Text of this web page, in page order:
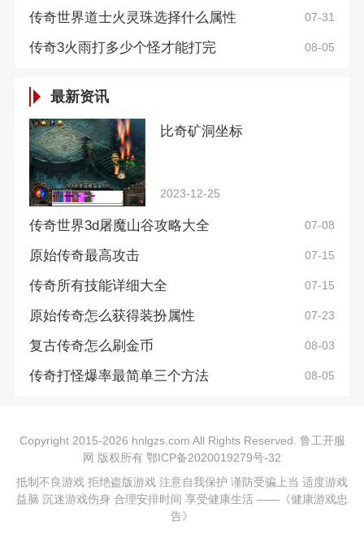
传奇世界道士火灵珠选择什么属性 07-31
传奇3火雨打多少个怪才能打完 08-05
最新资讯
比奇矿洞坐标
2023-12-25
传奇世界3d屠魔山谷攻略大全 07-08
原始传奇最高攻击 07-15
传奇所有技能详细大全 07-15
原始传奇怎么获得装扮属性 07-23
复古传奇怎么刷金币 08-03
传奇打怪爆率最简单三个方法 08-05
Copyright 2015-2026 hnlgzs.com All Rights Reserved. 鲁工开服
网 版权所有 鄂ICP备2020019279号-32
抵制不良游戏 拒绝盗版游戏 注意自我保护 谨防受骗上当 适度游戏
益脑 沉迷游戏伤身 合理安排时间 享受健康生活 ——《健康游戏忠
告》